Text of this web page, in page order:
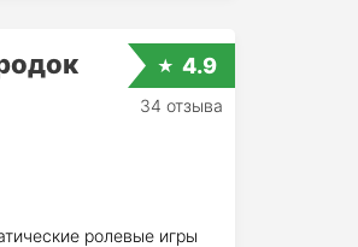
ролевые игры
4.9
34 отзыва